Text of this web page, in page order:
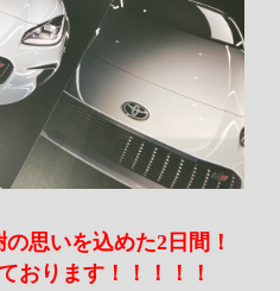
思いを込めた2日間！
おります！！！！！